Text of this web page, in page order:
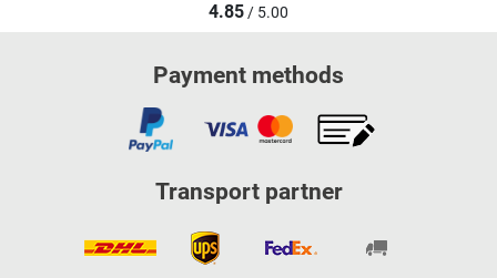
4.85/ 5.00
Payment methods
Transport partner